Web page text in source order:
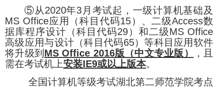
⑤从2020年3 月考试起，一级计算机基础及
MS Office应用（科目代码15）、二级Access数
据库程序设计（科目代码29）和二级MS Office
高级应用与设计（科目代码65）等科目应用软件
将升级到 MS Office 2016版（中文专业版）
，且
需在考试机上安装IE9或以上版本。
全国计算机等级考试湖北第二师范学院考点